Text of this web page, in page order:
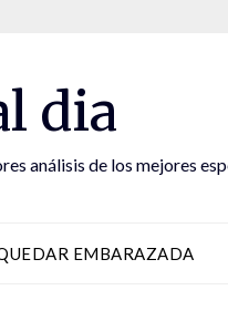
dia
análisis de los mejores
EMBARAZADA